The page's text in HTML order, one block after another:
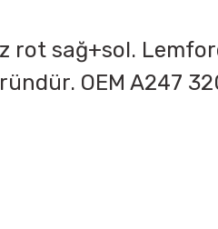
z rot sağ+sol.
OEM A247